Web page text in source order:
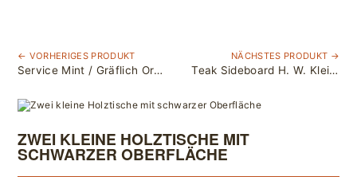
← VORHERIGES PRODUKT
Service Mint / Gräflich Ortenburg
NÄCHSTES PRODUKT →
Teak Sideboard H. W. Klein für Bramin, Denmark / Länge 224cm
ZWEI KLEINE HOLZTISCHE MIT
SCHWARZER OBERFLÄCHE